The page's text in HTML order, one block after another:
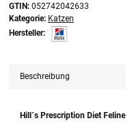
GTIN: 052742042633
Kategorie: Katzen
Hersteller:
Beschreibung
Hill´s Prescription Diet